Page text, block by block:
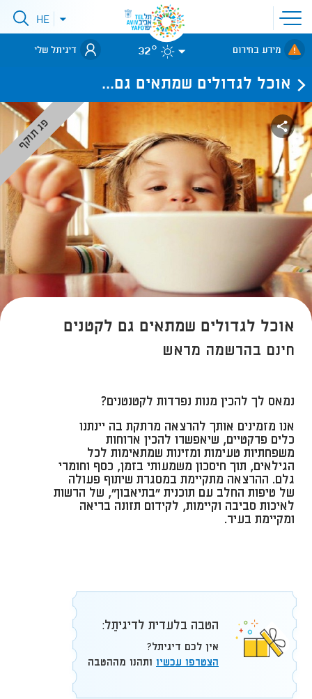
פתיחת
תפריט
אתר
לאתר עיריית
תל-אביב
פתיחתHE
מידע בחירום 32° דיגיתל שלי
אוכל לגדולים שמתאים גם...
פג תוקף
אוכל לגדולים שמתאים גם לקטנים
חינם בהרשמה מראש
נמאס לך להכין מנות נפרדות לקטנטנים?
אנו מזמינים אותך להרצאה מרתקת בה יינתנו
כלים פרקטיים, שיאפשרו להכין ארוחות
משפחתיות טעימות ומזינות שמתאימות לכל
הגילאים, תוך חיסכון משמעותי בזמן, כסף וחומרי
גלם. ההרצאה מתקיימת במסגרת שיתוף פעולה
של טיפות החלב עם תוכנית "בתיאבון", של הרשות
לאיכות סביבה וקיימות, לקידום תזונה בריאה
ומקיימת בעיר.
הטבה בלעדית לדיגיתֵל:
אין לכם דיגיתל?
הצטרפו עכשיו ותהנו מההטבה